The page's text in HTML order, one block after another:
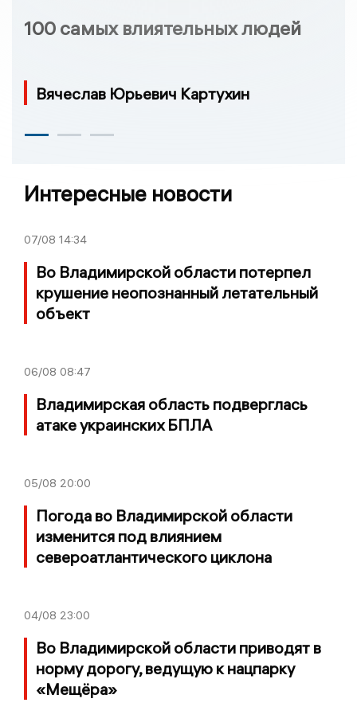
100 самых влиятельных людей
Вячеслав Юрьевич Картухин
Интересные новости
07/08 14:34
Во Владимирской области потерпел
крушение неопознанный летательный
объект
06/08 08:47
Владимирская область подверглась
атаке украинских БПЛА
05/08 20:00
Погода во Владимирской области
изменится под влиянием
североатлантического циклона
04/08 23:00
Во Владимирской области приводят в
норму дорогу, ведущую к нацпарку
«Мещёра»